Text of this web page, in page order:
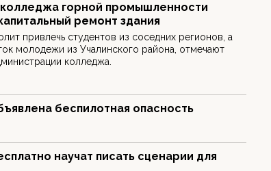
горной промышленности
ремонт здания
привлечь студентов из соседних регионов, а
молодежи из Учалинского района, отмечают
колледжа.
беспилотная опасность
научат писать сценарии для